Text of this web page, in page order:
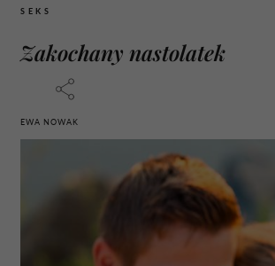
SEKS
Zakochany nastolatek
EWA NOWAK